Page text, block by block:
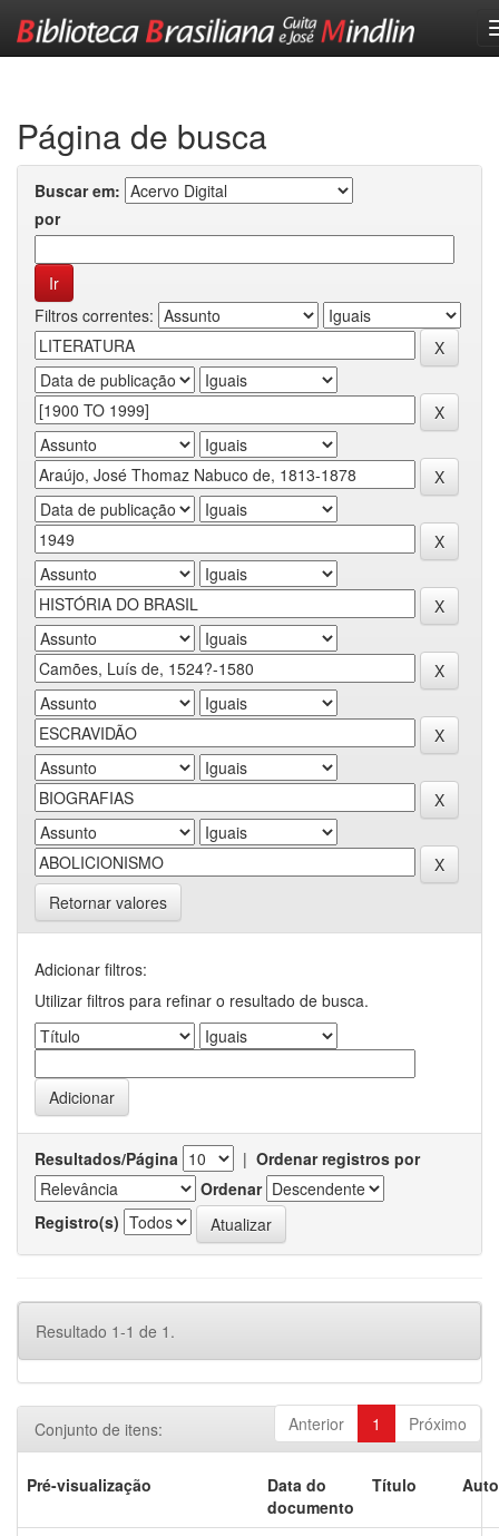
Página de busca
Buscar em:
por
Filtros correntes:
Retornar valores
Adicionar filtros:
Utilizar filtros para refinar o resultado de busca.
Resultados/Página | Ordenar registros por
Ordenar
Registro(s)
Resultado 1-1 de 1.
Anterior 1 Próximo
Conjunto de itens:
Pré-visualização
Data do
documento
Título